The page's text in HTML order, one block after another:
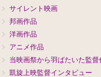
サイレント映画
邦画作品
洋画作品
アニメ作品
当映画祭から羽ばたいた監督
凱旋上映監督インタビュー